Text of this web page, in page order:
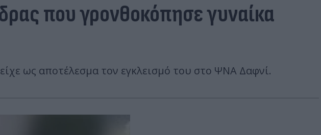
που γρονθοκόπησε γυναίκα
ως αποτέλεσμα τον εγκλεισμό του στο ΨΝΑ Δαφνί.